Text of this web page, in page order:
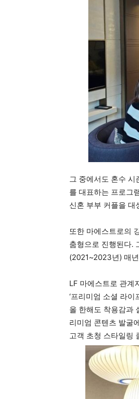
그 중에서도 혼수
를 대표하는 프로그
신혼 부부 커플을 대
또한 마에스트로의
춤형으로 진행된다.
(2021~2023년) 매
LF 마에스트로 관계
‘프리미엄 소셜 라
올 한해도 착용감과
리미엄 콘텐츠 발굴
고객 초청 스타일링